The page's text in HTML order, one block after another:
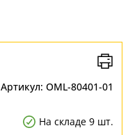
Артикул: OML-80401-01
На складе 9 шт.